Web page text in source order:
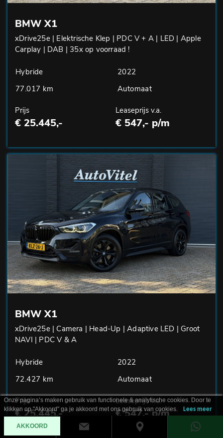
BMW X1
xDrive25e | Elektrische Klep | PDC V + A | LED | Apple
Carplay | DAB | 35x op voorraad !
Hybride
2022
77.017 km
Automaat
Prijs
€ 25.445,-
Leaseprijs v.a.
€ 547,- p/m
BMW X1
xDrive25e | Camera | Head-Up | Adaptive LED | Groot
NAVI | PDC V & A
Hybride
2022
72.427 km
Automaat
Prijs
€ 25.445,-
Leaseprijs v.a.
€ 547,- p/m
Onze pagina’s maken gebruik van functionele & analytische cookies. Door te
klikken op "Akkoord" ga je akkoord met ons gebruik van cookies.
Lees meer
AKKOORD